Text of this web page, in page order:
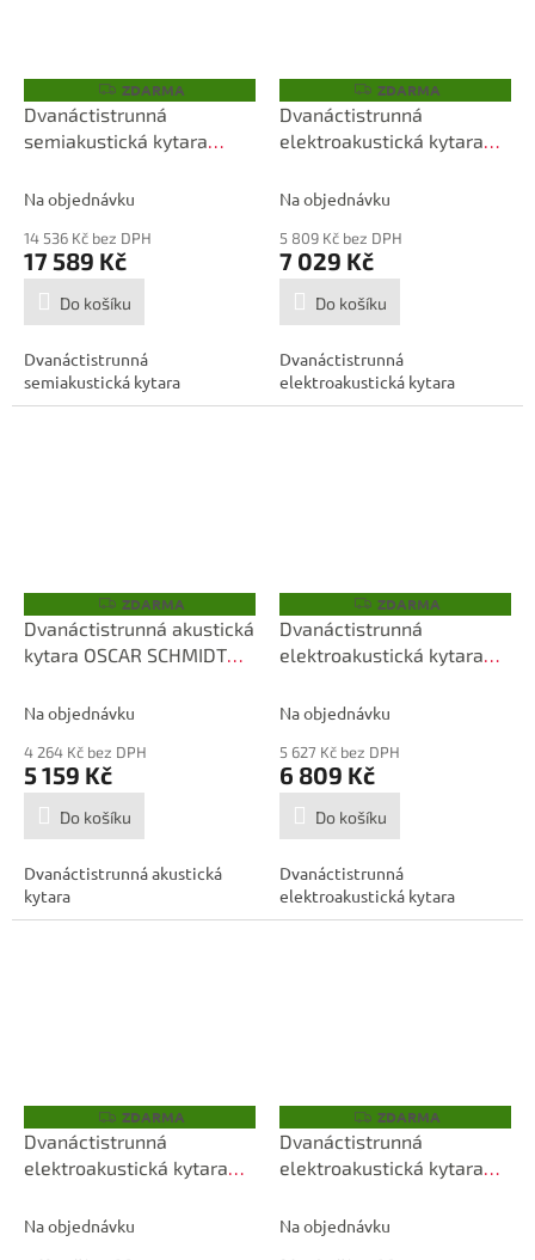
Z
D
A
R
ZDARMA
Dvanáctistrunná
semiakustická kytara
Na objednávku
14 536 Kč bez DPH
17 589 Kč
Do košíku
Dvanáctistrunná
semiakustická kytara
Z
D
A
R
ZDARMA
Dvanáctistrunná
elektroakustická kytara
Na objednávku
5 809 Kč bez DPH
7 029 Kč
Do košíku
Dvanáctistrunná
elektroakustická kytara
Z
D
A
R
ZDARMA
Dvanáctistrunná akustická
kytara OSCAR SCHMIDT
Na objednávku
4 264 Kč bez DPH
5 159 Kč
Do košíku
Dvanáctistrunná akustická
kytara
Z
D
A
R
ZDARMA
Dvanáctistrunná
elektroakustická kytara
OD312CEWH-A-U
Na objednávku
5 627 Kč bez DPH
6 809 Kč
Do košíku
Dvanáctistrunná
elektroakustická kytara
Z
D
A
R
ZDARMA
Dvanáctistrunná
elektroakustická kytara
OD312CE-A-U
Na objednávku
Z
D
A
R
ZDARMA
Dvanáctistrunná
elektroakustická kytara
SG Element
Na objednávku